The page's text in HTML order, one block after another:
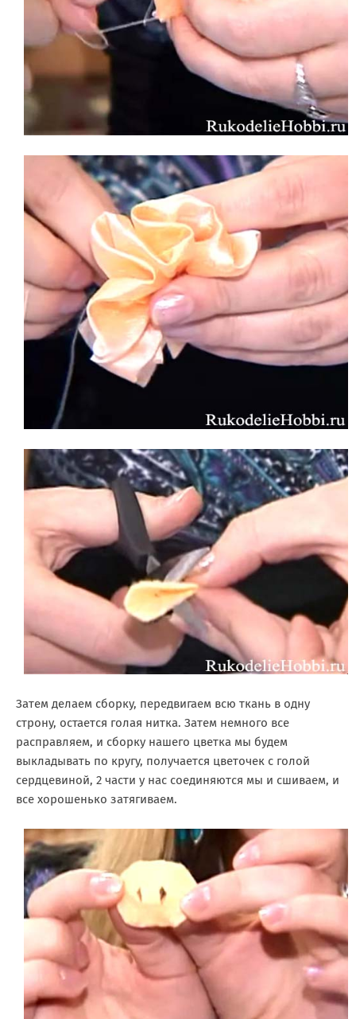
Затем делаем сборку, передвигаем всю ткань в одну
строну, остается голая нитка. Затем немного все
расправляем, и сборку нашего цветка мы будем
выкладывать по кругу, получается цветочек с голой
сердцевиной, 2 части у нас соединяются мы и сшиваем, и
все хорошенько затягиваем.